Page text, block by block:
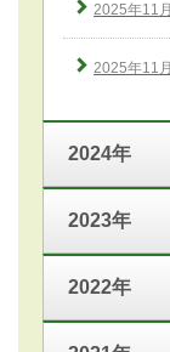
2025年11
2025年11
2024年
2023年
2022年